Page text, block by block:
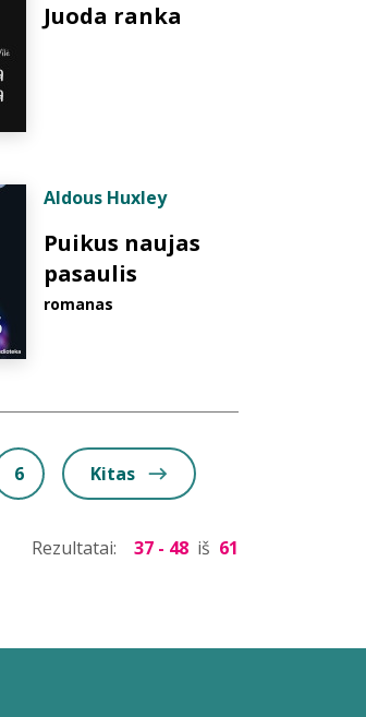
Juoda ranka
Aldous Huxley
Puikus naujas
pasaulis
romanas
6 Kitas
Rezultatai: 37 - 48 iš 61